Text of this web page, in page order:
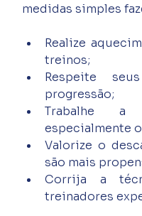
medidas simples
Realize
treinos;
Respeite
progressão;
Trabalhe a
especialmente
Valorize o
são mais
Corrija a
treinadores